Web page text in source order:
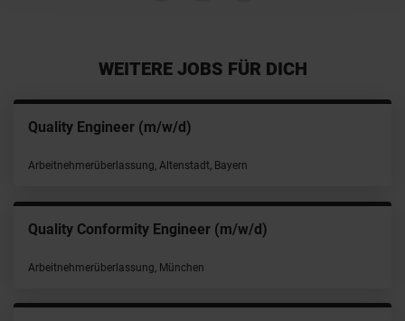
WEITERE JOBS FÜR DICH
Quality Engineer (m/w/d)
Arbeitnehmerüberlassung, Altenstadt, Bayern
Quality Conformity Engineer (m/w/d)
Arbeitnehmerüberlassung, München